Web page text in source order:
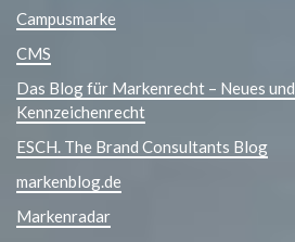
Campusmarke
CMS
Das Blog für Markenrecht – Neues
Kennzeichenrecht
ESCH. The Brand Consultants Blog
markenblog.de
Markenradar